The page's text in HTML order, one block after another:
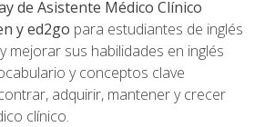
de Asistente Médico Clínico
y ed2go para estudiantes de inglés
mejorar sus habilidades en inglés
y conceptos clave
adquirir, mantener y crecer
clínico.